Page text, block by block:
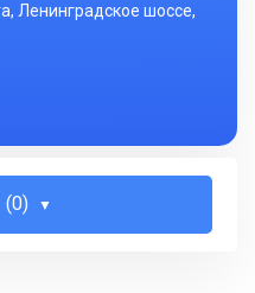
Ленинградское шоссе,